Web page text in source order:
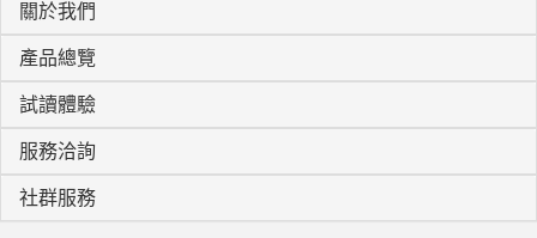
關於我們
產品總覽
試讀體驗
服務洽詢
社群服務